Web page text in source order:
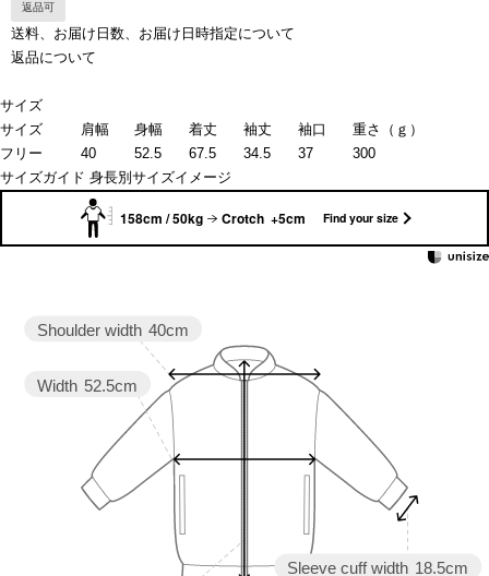
返品可
送料、お届け日数、お届け日時指定について
返品について
サイズ
サイズ
肩幅 身幅 着丈 袖丈 袖口
重さ（ｇ）
フリー
40 52.5 67.5 34.5 37
300
サイズガイド 身長別サイズイメージ
158cm / 50kg Crotch +5cm Find your size
Sleeve cuff width 18.5cm
Width 52.5cm
Shoulder width 40cm